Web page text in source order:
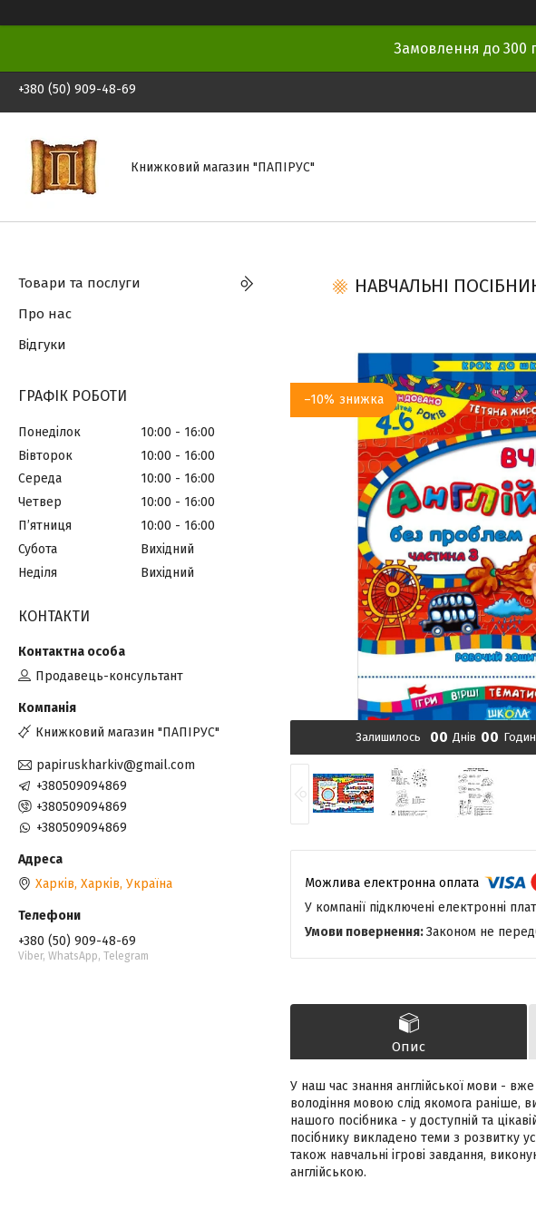
Замовлення до 300
+380 (50) 909-48-69
Книжковий магазин "ПАПІРУС"
НАВЧАЛЬНІ
–10%
Залишилось 00 Днів 00 Годин
У компанії підключені електронні
Законом не
Опис
У наш час знання англійської мови - вже
володіння мовою слід якомога раніше,
нашого посібника - у доступній та
посібнику викладено теми з розвитку
також навчальні ігрові завдання,
англійською.
Товари та послуги
Про нас
Відгуки
ГРАФІК РОБОТИ
Понеділок 10:00
16:00
Вівторок
10:00
16:00
Середа
10:00
16:00
Четвер
10:00
16:00
Пʼятниця
10:00
16:00
Субота
Вихідний
Неділя
Вихідний
КОНТАКТИ
Продавець-консультант
Книжковий магазин "ПАПІРУС"
papiruskharkiv@gmail.com
+380509094869
+380509094869
+380509094869
Харків, Харків, Україна
+380 (50) 909-48-69
Viber, WhatsApp, Telegram